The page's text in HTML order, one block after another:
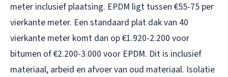
meter inclusief plaatsing. EPDM ligt tussen €55-75 per
vierkante meter. Een standaard plat dak van 40
vierkante meter komt dan op €1.920-2.200 voor
bitumen of €2.200-3.000 voor EPDM. Dit is inclusief
materiaal, arbeid en afvoer van oud materiaal. Isolatie